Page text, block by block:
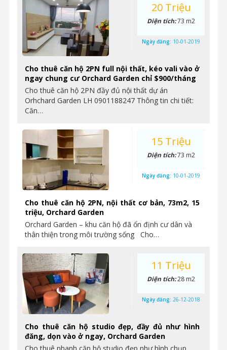
Cho thuê căn hộ 2PN full nội thất, kéo vali vào ở
ngay chung cư Orchard Garden chỉ $900/tháng
Cho thuê căn hộ 2PN đầy đủ nội thất dự án
Orhchard Garden LH 0901188247 Thông tin chi tiết:
Căn…
20 Triệu
Diện tích:73 m2
Ngày đăng: 10-01-2019
Cho thuê căn hộ 2PN, nội thất cơ bản, 73m2, 15
triệu, Orchard Garden
Orchard Garden – khu căn hộ đã ổn định cư dân và
thân thiện trong môi trường sống Cho…
15 Triệu
Diện tích:73 m2
Ngày đăng: 10-01-2019
Cho thuê căn hộ studio đẹp, đầy đủ như hình
đăng, dọn vào ở ngay, Orchard Garden
11 Triệu
Diện tích:28 m2
Ngày đăng: 26-12-2018